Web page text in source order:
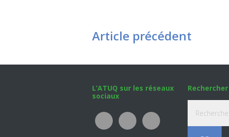
Article précédent
L’ATUQ sur les réseaux
sociaux
Rechercher